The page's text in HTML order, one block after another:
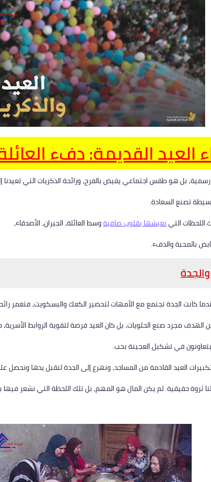
العيد القديمة: دفء
بل هو طقس اجتماعي يفيض بالفرح، ورائحة الذكريات التي تعيدنا
تصنع السعادة.
اللحظات التينعيشها بقلوب صافيةوسط العائلة، الجيران، الأصدقاء،
بالمحبة والدفء.
كانت الجدة تجتمع مع الأمهات لتحضير الكعك والبسكويت، فتغمر
الهدف مجرد صنع الحلويات، بل كان العيد فرصة لتقوية الروابط
في تشكيل العجينة بحب.
العيد القادمة من المساجد، ونهرع إلى الجدة لنقبل يدها ونحصل
ثروة حقيقية. لم يكن المال هو المهم، بل تلك اللحظة التي نشعر فيها